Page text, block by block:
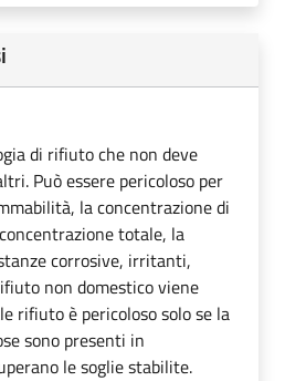
di rifiuto che non deve
Può essere pericoloso per
la concentrazione di
totale, la
corrosive, irritanti,
non domestico viene
rifiuto è pericoloso solo se la
sono presenti in
le soglie stabilite.